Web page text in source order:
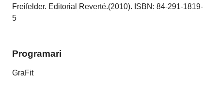
Freifelder. Editorial Reverté.(2010). ISBN: 84-291-1819-
5
Programari
GraFit